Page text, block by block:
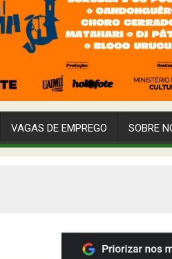
VAGAS DE EMPREGO SOBRE